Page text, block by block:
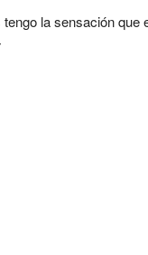
la sensación